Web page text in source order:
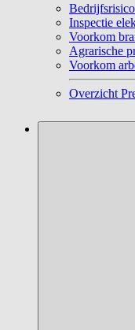
Inspectie
Voorkom
Agrarische
Voorkom
Overzicht